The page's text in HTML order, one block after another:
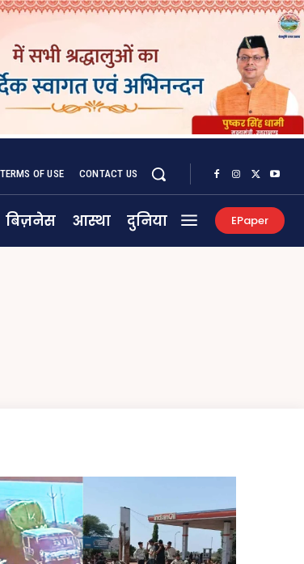
TERMS OF USE CONTACT US
बिज़नेस आस्था दुनिया EPaper